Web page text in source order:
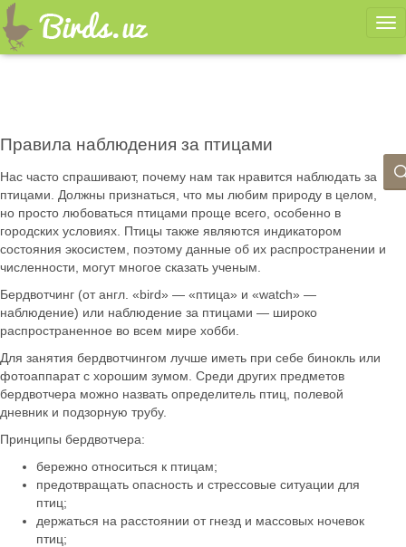
Правила наблюдения за птицами
Нас часто спрашивают, почему нам так нравится наблюдать за
птицами. Должны признаться, что мы любим природу в целом,
но просто любоваться птицами проще всего, особенно в
городских условиях. Птицы также являются индикатором
состояния экосистем, поэтому данные об их распространении и
численности, могут многое сказать ученым.
Бердвотчинг (от англ. «bird» — «птица» и «watch» —
наблюдение) или наблюдение за птицами — широко
распространенное во всем мире хобби.
Для занятия бердвотчингом лучше иметь при себе бинокль или
фотоаппарат с хорошим зумом. Среди других предметов
бердвотчера можно назвать определитель птиц, полевой
дневник и подзорную трубу.
Принципы бердвотчера:
бережно относиться к птицам;
предотвращать опасность и стрессовые ситуации для
птиц;
держаться на расстоянии от гнезд и массовых ночевок
птиц;